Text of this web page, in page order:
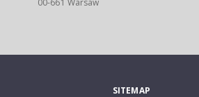
00-661 Warsaw
SITEMAP